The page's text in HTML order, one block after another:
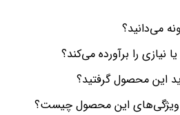
می‌دانید؟
را برآورده می‌کند؟
این محصول گرفتید؟
ویژگی‌های این محصول چیست؟